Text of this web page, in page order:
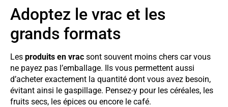
Adoptez le vrac et les
grands formats
Les produits en vrac sont souvent moins chers car vous
ne payez pas l’emballage. Ils vous permettent aussi
d’acheter exactement la quantité dont vous avez besoin,
évitant ainsi le gaspillage. Pensez-y pour les céréales, les
fruits secs, les épices ou encore le café.